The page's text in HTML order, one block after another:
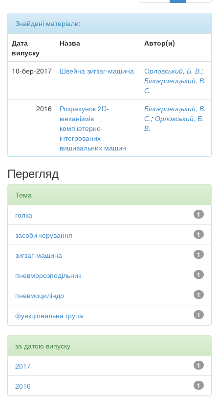
Знайдені матеріали:
Дата
випуску
Назва Автор(и)
10-бер-2017 Швейна зигзаг-машина Орловський, Б. В.;
Білокриницький, В.
С.
2016
Розрахунок 2D-
механізмів
комп'ютерно-
інтегрованих
вишивальних машин
Білокриницький, В.
С.; Орловський, Б.
В.
Перегляд
Тема
1
голка
1
засоби керування
1
зигзаг-машина
1
пневморозподільник
1
пневмоциліндр
1
функціональна група
за датою випуску
1
2017
1
2016